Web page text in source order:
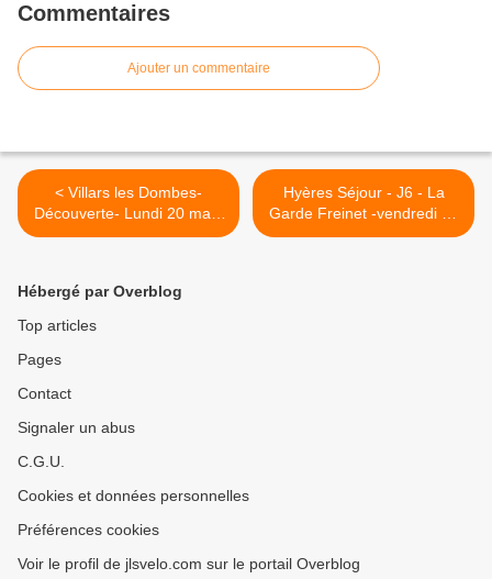
Commentaires
Ajouter un commentaire
< Villars les Dombes-
Découverte- Lundi 20 mars
2023
Hyères Séjour - J6 - La
Garde Freinet -vendredi 24
mars 2023 >
Hébergé par Overblog
Top articles
Pages
Contact
Signaler un abus
C.G.U.
Cookies et données personnelles
Préférences cookies
Voir le profil de jlsvelo.com sur le portail Overblog